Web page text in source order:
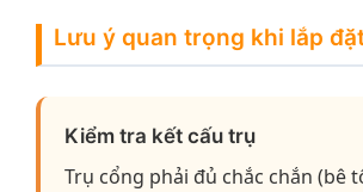
Lưu ý quan trọng khi lắp
Kiểm tra kết cấu trụ
Trụ cổng phải đủ chắc chắn (bê